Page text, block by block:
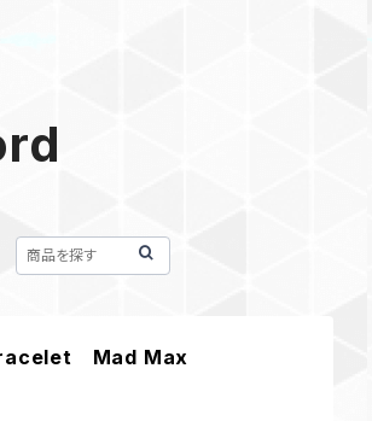
Mad Max